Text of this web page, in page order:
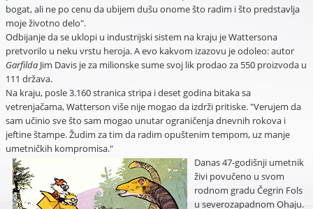
bogat, ali ne po cenu da ubijem dušu onome što radim i što predstavlja
moje životno delo".
Odbijanje da se uklopi u industrijski sistem na kraju je Wattersona
pretvorilo u neku vrstu heroja. A evo kakvom izazovu je odoleo: autor
GarfildaJim Davis je za milionske sume svoj lik prodao za 550 proizvoda u
111 država.
Na kraju, posle 3.160 stranica stripa i deset godina bitaka sa
vetrenjačama, Watterson više nije mogao da izdrži pritiske. "Verujem da
sam učinio sve što sam mogao unutar ograničenja dnevnih rokova i
jeftine štampe. Žudim za tim da radim opuštenim tempom, uz manje
umetničkih kompromisa."
Danas 47-godišnji umetnik
živi povučeno u svom
rodnom gradu Čegrin Fols
u severozapadnom Ohaju.